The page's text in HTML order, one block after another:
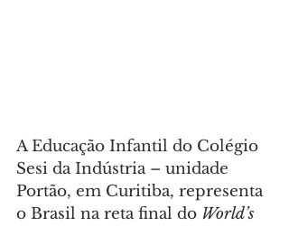
A Educação Infantil do Colégio
Sesi da Indústria – unidade
Portão, em Curitiba, representa
o Brasil na reta final do World’s